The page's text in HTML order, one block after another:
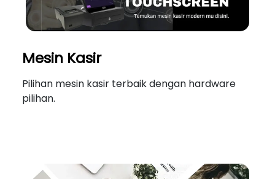
Mesin Kasir
Pilihan mesin kasir terbaik dengan hardware
pilihan.